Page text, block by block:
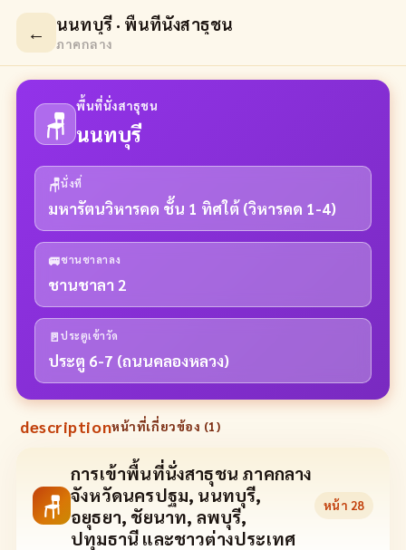
← นนทบุรี · พื้นที่นั่งสาธุชน
ภาคกลาง
🪑
พื้นที่นั่งสาธุชน
นนทบุรี
🪑นั่งที่
มหารัตนวิหารคด ชั้น 1 ทิศใต้ (วิหารคด 1-4)
🚐ชานชาลาลง
ชานชาลา 2
🚪ประตูเข้าวัด
ประตู 6-7 (ถนนคลองหลวง)
descriptionหน้าที่เกี่ยวข้อง (1)
🪑
การเข้าพื้นที่นั่งสาธุชน ภาคกลาง
จังหวัดนครปฐม, นนทบุรี,
อยุธยา, ชัยนาท, ลพบุรี,
ปทุมธานี และชาวต่างประเทศ
หน้า 28